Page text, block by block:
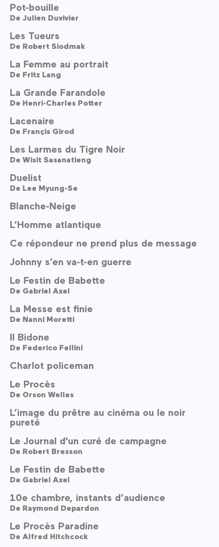
Pot-bouille
De Julien Duvivier
Les Tueurs
De Robert Siodmak
La Femme au portrait
De Fritz Lang
La Grande Farandole
De Henri-Charles Potter
Lacenaire
De Françis Girod
Les Larmes du Tigre Noir
De Wisit Sasanatieng
Duelist
De Lee Myung-Se
Blanche-Neige
L’Homme atlantique
Ce répondeur ne prend plus de message
Johnny s’en va-t-en guerre
Le Festin de Babette
De Gabriel Axel
La Messe est finie
De Nanni Moretti
Il Bidone
De Federico Fellini
Charlot policeman
Le Procès
De Orson Welles
L’image du prêtre au cinéma ou le noir
pureté
Le Journal d'un curé de campagne
De Robert Bresson
Le Festin de Babette
De Gabriel Axel
10e chambre, instants d’audience
De Raymond Depardon
Le Procès Paradine
De Alfred Hitchcock